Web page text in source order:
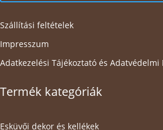
Szállítási feltételek
Impresszum
Adatkezelési Tájékoztató és Adatvédelmi
Termék kategóriák
Esküvői dekor és kellékek